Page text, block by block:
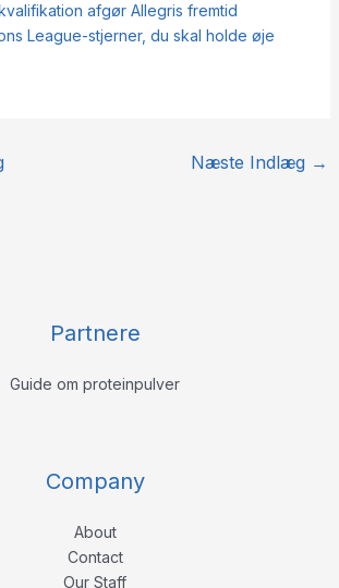
afgør Allegris fremtid
League-stjerner, du skal holde øje
Næste Indlæg →
Partnere
Guide om proteinpulver
Company
About
Contact
Our Staff